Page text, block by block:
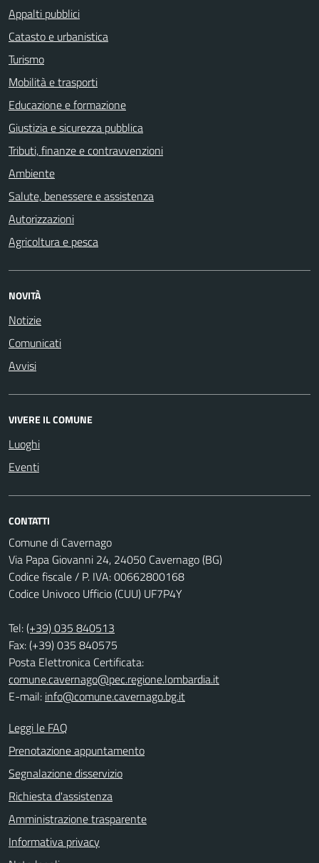
Appalti pubblici
Catasto e urbanistica
Turismo
Mobilità e trasporti
Educazione e formazione
Giustizia e sicurezza pubblica
Tributi, finanze e contravvenzioni
Ambiente
Salute, benessere e assistenza
Autorizzazioni
Agricoltura e pesca
NOVITÀ
Notizie
Comunicati
Avvisi
VIVERE IL COMUNE
Luoghi
Eventi
CONTATTI
Comune di Cavernago
Via Papa Giovanni 24, 24050 Cavernago (BG)
Codice fiscale / P. IVA: 00662800168
Codice Univoco Ufficio (CUU) UF7P4Y
Tel:(+39) 035 840513
Fax: (+39) 035 840575
Posta Elettronica Certificata:
comune.cavernago@pec.regione.lombardia.it
E-mail: info@comune.cavernago.bg.it
Leggi le FAQ
Prenotazione appuntamento
Segnalazione disservizio
Richiesta d'assistenza
Amministrazione trasparente
Informativa privacy